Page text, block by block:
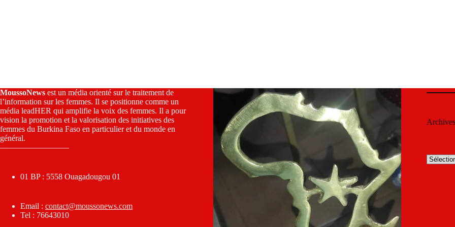
MoussoNews est un média orienté sur le traitement de
l’information sur les femmes. Il se positionne comme un
média leadHER qui amplifie la voix des femmes. Il a pour
vision la promotion et la valorisation des initiatives des
femmes du Burkina Faso en particulier et du monde en
général.
————————–
01 BP : 5558 Ouagadougou 01
Email : contact@moussonews.com
Tel : 76643010
Archives
Archives